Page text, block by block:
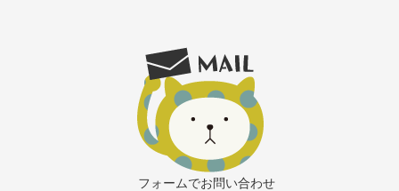
フォームでお問い合わせ